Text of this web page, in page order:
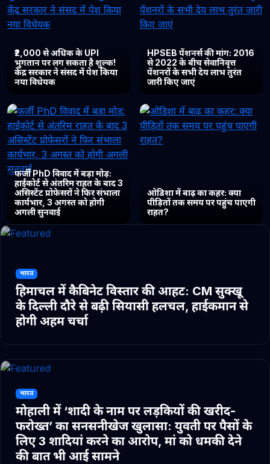
₹2,000 से अधिक के UPI
भुगतान पर लग सकता है शुल्क!
केंद्र सरकार ने संसद में पेश किया
नया विधेयक
HPSEB पेंशनर्स की मांग: 2016
से 2022 के बीच सेवानिवृत्त
पेंशनरों के सभी देय लाभ तुरंत
जारी किए जाएं
फर्जी PhD विवाद में बड़ा मोड़:
हाईकोर्ट से अंतरिम राहत के बाद 3
असिस्टेंट प्रोफेसरों ने फिर संभाला
कार्यभार, 3 अगस्त को होगी
अगली सुनवाई
ओडिशा में बाढ़ का कहर: क्या
पीड़ितों तक समय पर पहुंच पाएगी
राहत?
भारत
हिमाचल में कैबिनेट विस्तार की आहट: CM सुक्खू
के दिल्ली दौरे से बढ़ी सियासी हलचल, हाईकमान से
होगी अहम चर्चा
भारत
मोहाली में ‘शादी के नाम पर लड़कियों की खरीद-
फरोख्त’ का सनसनीखेज खुलासा: युवती पर पैसों के
लिए 3 शादियां करने का आरोप, मां को धमकी देने
की बात भी आई सामने